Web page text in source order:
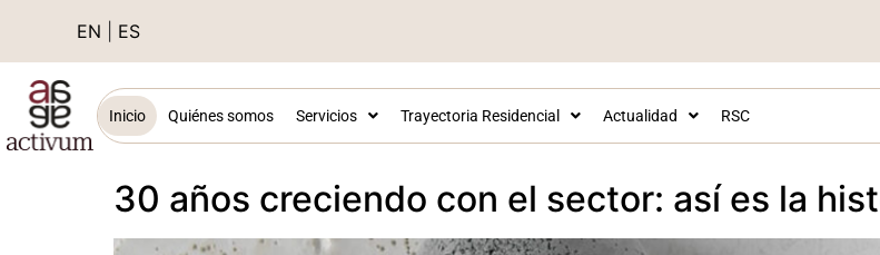
EN ES
Inicio Quiénes somos Servicios Trayectoria Residencial Actualidad RSC
30 años creciendo con el sector: así es la